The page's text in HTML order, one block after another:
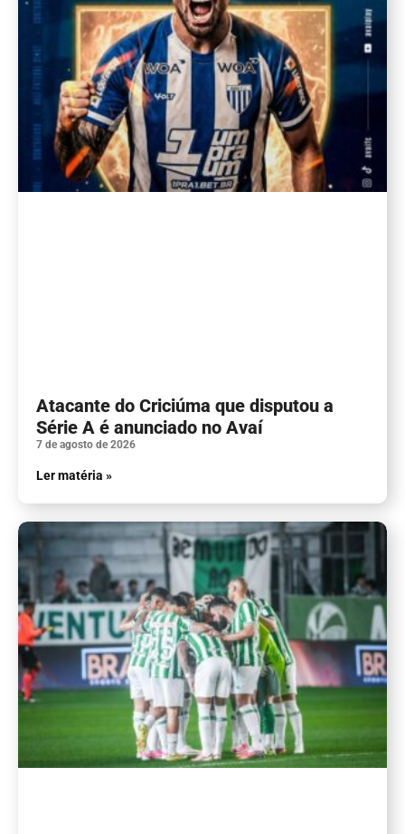
Atacante do Criciúma que disputou a
Série A é anunciado no Avaí
7 de agosto de 2026
Ler matéria »